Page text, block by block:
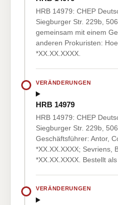
HRB 14979: CHEP
Siegburger Str. 229b,
gemeinsam mit einem
anderen Prokuristen:
*XX.XX.XXXX.
VERÄNDERUNGEN
HRB 14979
HRB 14979: CHEP
Siegburger Str. 229b,
Geschäftsführer: Antor,
*XX.XX.XXXX; Sevriens,
*XX.XX.XXXX. Bestellt
VERÄNDERUNGEN